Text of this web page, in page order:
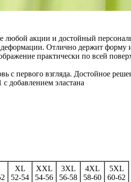
акции и достойный
Отлично держит форму
практически по всей
с первого взгляда. Достойное
добавлением эластана
XL
52-54
XXL
54-56
3XL
56-58
4XL
58-60
5XL
60-62